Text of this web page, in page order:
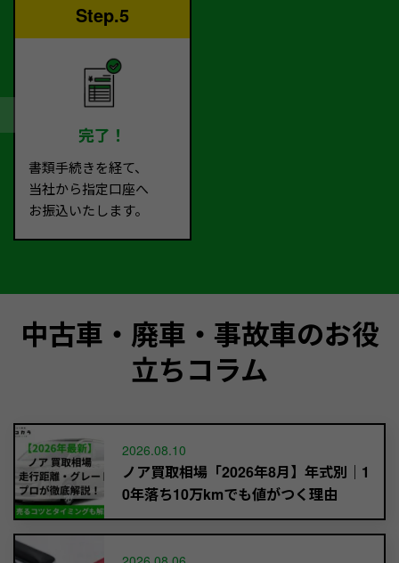
Step.5
完了！
書類手続きを経て、
当社から指定口座へ
お振込いたします。
中古車・廃車・事故車のお役
立ちコラム
2026.08.10
ノア買取相場「2026年8月】年式別｜1
0年落ち10万kmでも値がつく理由